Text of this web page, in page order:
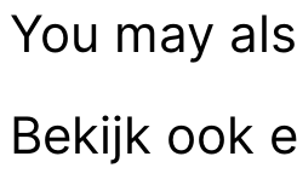
You may
Bekijk ook